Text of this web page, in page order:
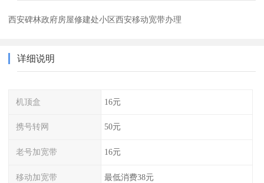
西安碑林政府房屋修建处小区西安移动宽带办理
详细说明
机顶盒 16元
携号转网 50元
老号加宽带 16元
移动加宽带 最低消费38元